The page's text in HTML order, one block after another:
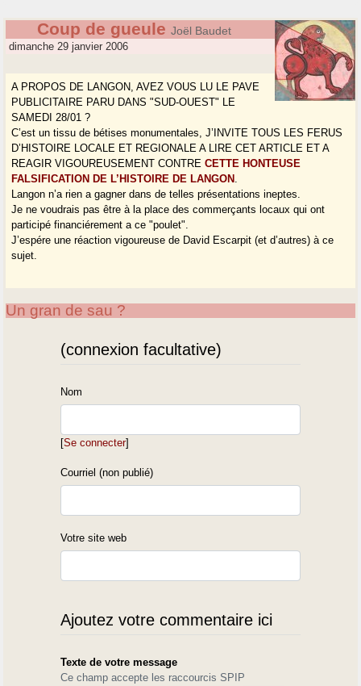
Coup de gueule Joël Baudet
dimanche 29 janvier 2006
A PROPOS DE LANGON, AVEZ VOUS LU LE PAVE
PUBLICITAIRE PARU DANS "SUD-OUEST" LE
SAMEDI 28/01 ?
C’est un tissu de bétises monumentales, J’INVITE TOUS LES FERUS
D’HISTOIRE LOCALE ET REGIONALE A LIRE CET ARTICLE ET A
REAGIR VIGOUREUSEMENT CONTRECETTE HONTEUSE
FALSIFICATION DE L’HISTOIRE DE LANGON .
Langon n’a rien a gagner dans de telles présentations ineptes.
Je ne voudrais pas être à la place des commerçants locaux qui ont
participé financiérement a ce "poulet".
J’espére une réaction vigoureuse de David Escarpit (et d’autres) à ce
sujet.
Un gran de sau ?
(connexion facultative)
Nom
[Se connecter]
Courriel (non publié)
Votre site web
Ajoutez votre commentaire ici
Texte de votre message
Ce champ accepte les raccourcis SPIP